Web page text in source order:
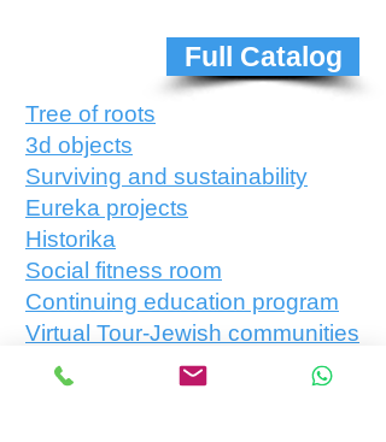
Full Catalog
Tree of roots
3d objects
Surviving and sustainability
Eureka projects
Historika
Social fitness room
Continuing education program
Virtual Tour-Jewish communities
Projects